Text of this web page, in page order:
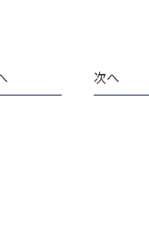
次へ